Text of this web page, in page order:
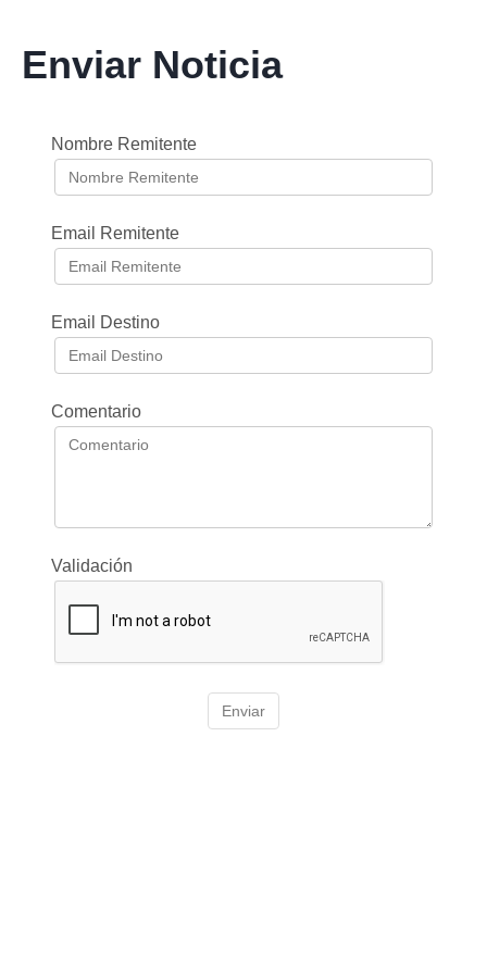
Enviar Noticia
Nombre Remitente
Email Remitente
Email Destino
Comentario
Validación